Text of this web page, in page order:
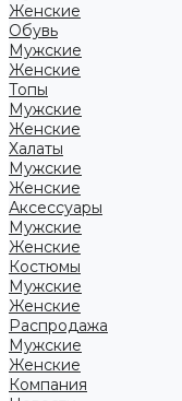
Женские
Обувь
Мужские
Женские
Топы
Мужские
Женские
Халаты
Мужские
Женские
Аксессуары
Мужские
Женские
Костюмы
Мужские
Женские
Распродажа
Мужские
Женские
Компания